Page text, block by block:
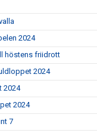
2024
höstens friidrott
2024
2024
2024
7